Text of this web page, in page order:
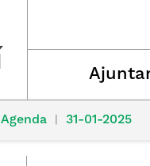
Agenda 31-01-2025